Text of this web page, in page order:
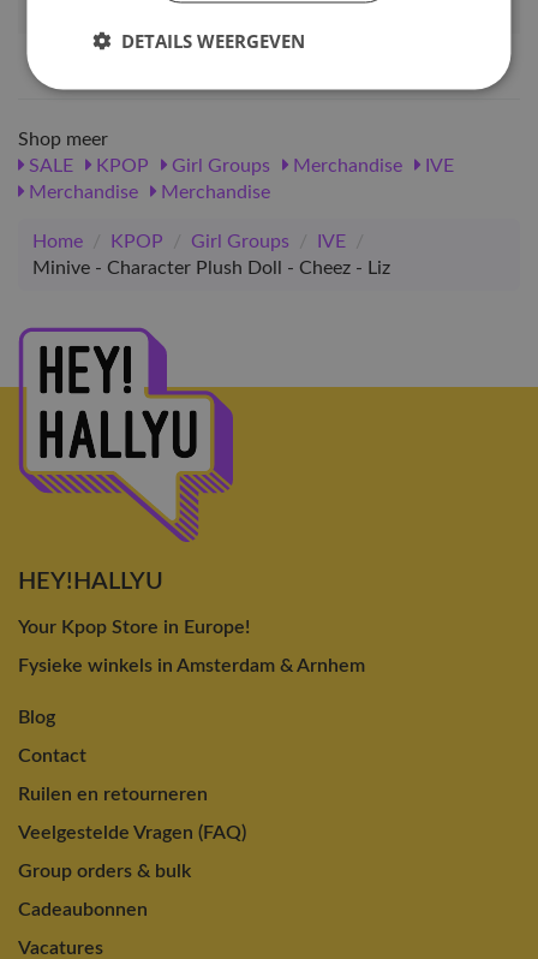
EAN nummer
1000000838565
Shop meer
SALE
KPOP Girl Groups Merchandise
IVE
Merchandise
Merchandise
Home / KPOP / Girl Groups / IVE
/
Minive - Character Plush Doll - Cheez - Liz
HEY!HALLYU
Your Kpop Store in Europe!
Fysieke winkels in Amsterdam & Arnhem
Blog
Contact
Ruilen en retourneren
Veelgestelde Vragen (FAQ)
Group orders & bulk
Cadeaubonnen
Vacatures
DETAILS WEERGEVEN